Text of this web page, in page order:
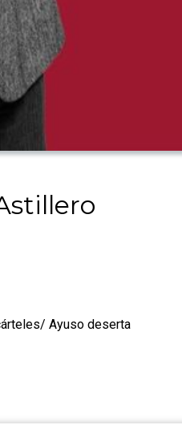
Ayuso deserta